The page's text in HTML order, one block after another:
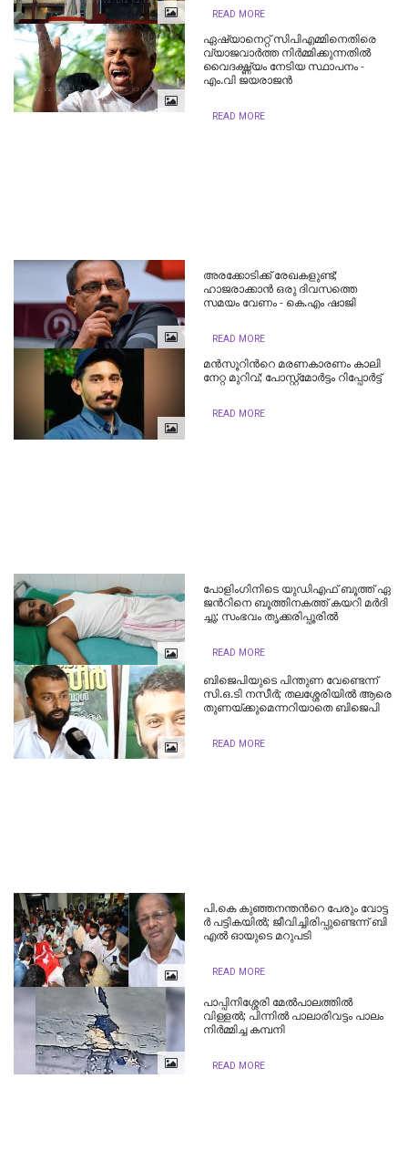
READ MORE
ഏഷ്യാനെറ്റ് സിപിഎമ്മിനെതിരെ
വ്യാജവാര്‍ത്ത നിര്‍മ്മിക്കുന്നതില്‍
വൈദഗ്ദ്ധ്യം നേടിയ സ്ഥാപനം -
എം.വി ജയരാജന്‍
READ MORE
അരക്കോടിക്ക് രേഖകളുണ്ട്;
ഹാജരാക്കാൻ ഒരു ദിവസത്തെ
സമയം വേണം - കെ.എം ഷാജി
READ MORE
മ​ൻ​സൂ​റി​ന്‍റെ മ​ര​ണ​കാ​ര​ണം കാ​ലി​
നേ​റ്റ മു​റി​വ്; പോ​സ്റ്റ്മോ​ർ​ട്ടം റി​പ്പോ​ർ​ട്ട്
READ MORE
പോ​ളിം​ഗി​നി​ടെ യു​ഡി​എ​ഫ് ബൂ​ത്ത് ഏ​
ജ​ന്‍റി​നെ ബൂ​ത്തി​ന​ക​ത്ത് കയറി മ​ർ​ദി​
ച്ചു; സംഭവം തൃക്കരിപ്പൂരിൽ
READ MORE
ബിജെപിയുടെ പിന്തുണ വേണ്ടെന്ന്
സി.ഒ.ടി നസീര്‍; തലശ്ശേരിയില്‍ ആരെ
തുണയ്ക്കുമെന്നറിയാതെ ബിജെപി
READ MORE
പി.​കെ കു​ഞ്ഞ​ന​ന്ത​ന്‍റെ പേ​രും വോ​ട്ട​
ർ പ​ട്ടി​ക​യി​ൽ; ജീ​വി​ച്ചി​രി​പ്പു​ണ്ടെ​ന്ന് ബി
എൽ ഓയുടെ മ​റു​പ​ടി​
READ MORE
പാപ്പിനിശ്ശേരി മേല്‍പാലത്തില്‍
വിള്ളൽ; പിന്നിൽ പാ​ലാ​രി​വ​ട്ടം പാ​ലം
നി​ർ​മ്മി​ച്ച ക​മ്പ​നി
READ MORE